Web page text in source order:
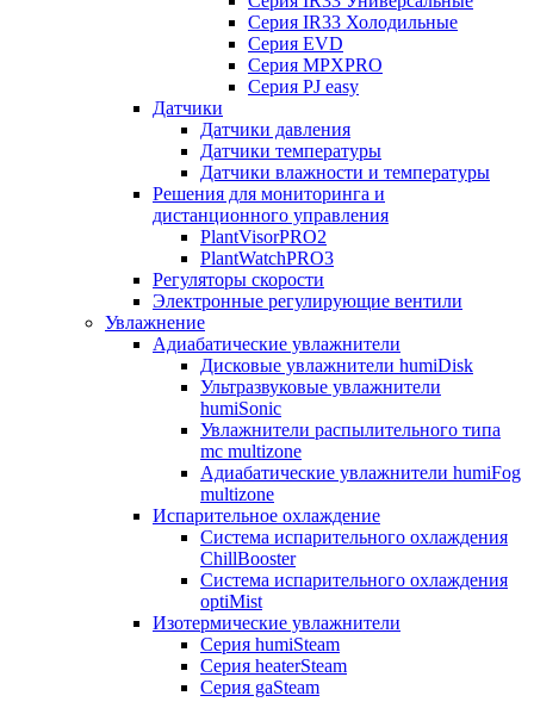
Серия IR33 Холодильные
Серия EVD
Серия MPXPRO
Серия PJ easy
Датчики
Датчики давления
Датчики температуры
Датчики влажности и температуры
Решения для мониторинга и
дистанционного управления
PlantVisorPRO2
PlantWatchPRO3
Регуляторы скорости
Электронные регулирующие вентили
Увлажнение
Адиабатические увлажнители
Дисковые увлажнители humiDisk
Ультразвуковые увлажнители
humiSonic
Увлажнители распылительного типа
mc multizone
Адиабатические увлажнители humiFog
multizone
Испарительное охлаждение
Система испарительного охлаждения
ChillBooster
Система испарительного охлаждения
optiMist
Изотермические увлажнители
Серия humiSteam
Серия heaterSteam
Серия gaSteam